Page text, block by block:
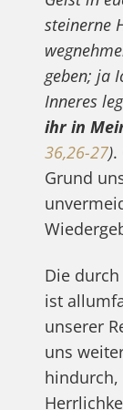
steinerne
geben; ja
Inneres
ihr in
36,26-27).
Grund
Die
ist
unserer
uns
hindurch,